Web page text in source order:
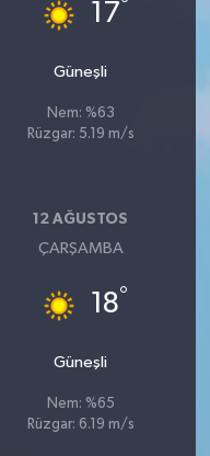
17°
Güneşli
Nem: %63
Rüzgar: 5.19 m/s
12 AĞUSTOS
ÇARŞAMBA
18°
Güneşli
Nem: %65
Rüzgar: 6.19 m/s